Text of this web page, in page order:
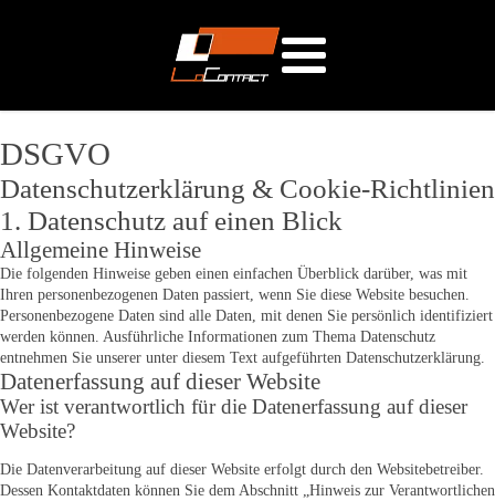
DSGVO
Datenschutzerklärung & Cookie-Richtlinien
1. Datenschutz auf einen Blick
Allgemeine Hinweise
Die folgenden Hinweise geben einen einfachen Überblick darüber, was mit
Ihren personenbezogenen Daten passiert, wenn Sie diese Website besuchen.
Personenbezogene Daten sind alle Daten, mit denen Sie persönlich identifiziert
werden können. Ausführliche Informationen zum Thema Datenschutz
entnehmen Sie unserer unter diesem Text aufgeführten Datenschutzerklärung.
Datenerfassung auf dieser Website
Wer ist verantwortlich für die Datenerfassung auf dieser
Website?
Die Datenverarbeitung auf dieser Website erfolgt durch den Websitebetreiber.
Dessen Kontaktdaten können Sie dem Abschnitt „Hinweis zur Verantwortlichen